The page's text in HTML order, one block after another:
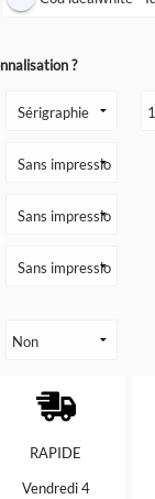
?
RAPIDE
Vendredi 4